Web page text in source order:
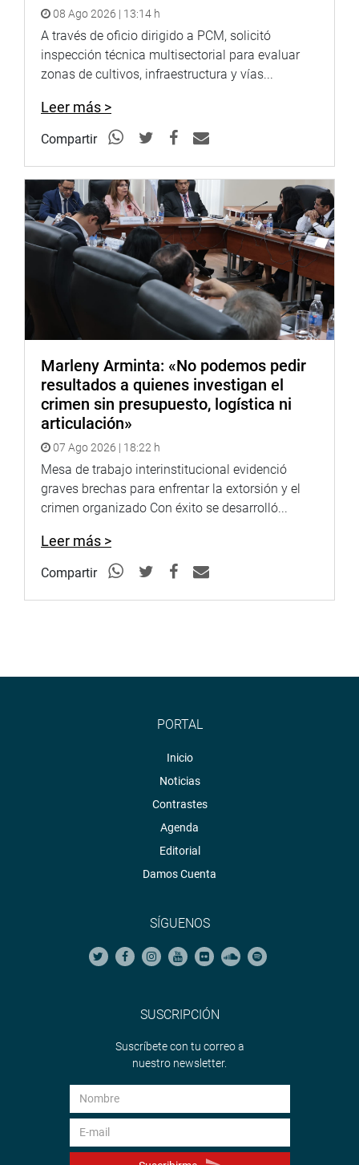
08 Ago 2026 | 13:14 h
A través de oficio dirigido a PCM, solicitó
inspección técnica multisectorial para evaluar
zonas de cultivos, infraestructura y vías...
Leer más >
Compartir
Marleny Arminta: «No podemos pedir
resultados a quienes investigan el
crimen sin presupuesto, logística ni
articulación»
07 Ago 2026 | 18:22 h
Mesa de trabajo interinstitucional evidenció
graves brechas para enfrentar la extorsión y el
crimen organizado Con éxito se desarrolló...
Leer más >
Compartir
PORTAL
Inicio
Noticias
Contrastes
Agenda
Editorial
Damos Cuenta
SÍGUENOS
SUSCRIPCIÓN
Suscríbete con tu correo a
nuestro newsletter.